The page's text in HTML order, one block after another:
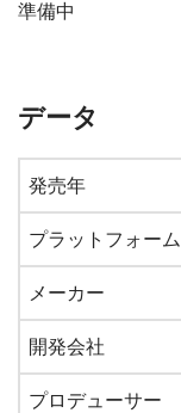
準備中
データ
発売年
プラットフォーム
メーカー
開発会社
プロデューサー